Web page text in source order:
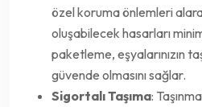
özel koruma önlemleri
oluşabilecek hasarları
paketleme, eşyalarınızın
güvende olmasını sağlar.
Sigortalı Taşıma: